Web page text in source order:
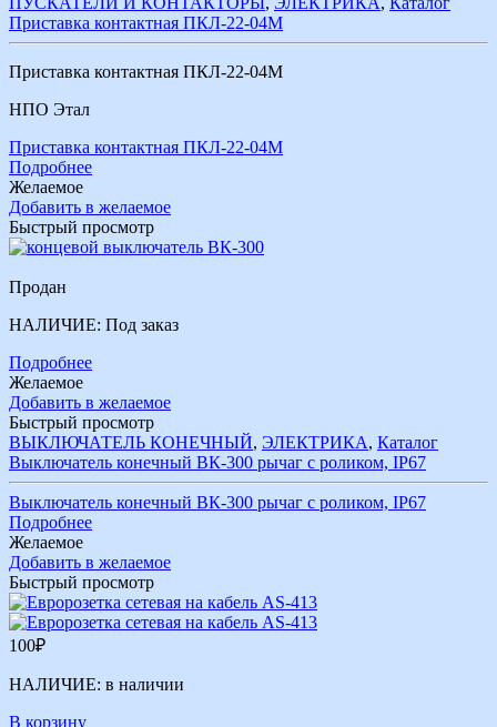
Приставка контактная ПКЛ-22-04М
Приставка контактная ПКЛ-22-04М
НПО Этал
Приставка контактная ПКЛ-22-04М
Подробнее
Желаемое
Добавить в желаемое
Быстрый просмотр
Продан
НАЛИЧИЕ: Под заказ
Подробнее
Желаемое
Добавить в желаемое
Быстрый просмотр
ВЫКЛЮЧАТЕЛЬ КОНЕЧНЫЙ, ЭЛЕКТРИКА, Каталог
Выключатель конечный ВК-300 рычаг с роликом, IР67
Выключатель конечный ВК-300 рычаг с роликом, IР67
Подробнее
Желаемое
Добавить в желаемое
Быстрый просмотр
100₽
НАЛИЧИЕ: в наличии
В корзину